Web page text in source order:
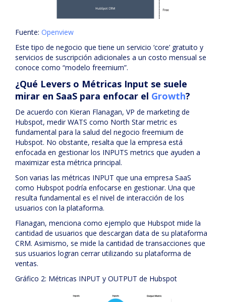
Fuente: Openview
Este tipo de negocio que tiene un servicio ‘core’ gratuito y
servicios de suscripción adicionales a un costo mensual se
conoce como “modelo freemium”.
¿Qué Levers o Métricas Input se suele
mirar en SaaS para enfocar el Growth?
De acuerdo con Kieran Flanagan, VP de marketing de
Hubspot, medir WATS como North Star metric es
fundamental para la salud del negocio freemium de
Hubspot. No obstante, resalta que la empresa está
enfocada en gestionar los INPUTS metrics que ayuden a
maximizar esta métrica principal.
Son varias las métricas INPUT que una empresa SaaS
como Hubspot podría enfocarse en gestionar. Una que
resulta fundamental es el nivel de interacción de los
usuarios con la plataforma.
Flanagan, menciona como ejemplo que Hubspot mide la
cantidad de usuarios que descargan data de su plataforma
CRM. Asimismo, se mide la cantidad de transacciones que
sus usuarios logran cerrar utilizando su plataforma de
ventas.
Gráfico 2: Métricas INPUT y OUTPUT de Hubspot